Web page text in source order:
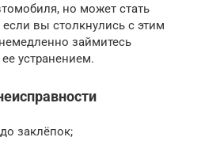
но может стать
вы столкнулись с этим
займитесь
устранением.
заклёпок;